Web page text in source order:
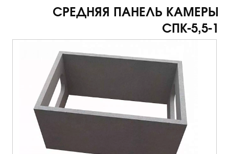
СРЕДНЯЯ ПАНЕЛЬ КАМЕРЫ
СПК-5,5-1